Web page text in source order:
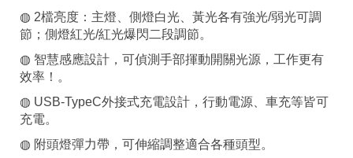
◍ 2檔亮度：主燈、側燈白光、黃光各有強光/弱光可調
節；側燈紅光/紅光爆閃二段調節。
◍ 智慧感應設計，可偵測手部揮動開關光源，工作更有
效率！。
◍ USB-TypeC外接式充電設計，行動電源、車充等皆可
充電。
◍ 附頭燈彈力帶，可伸縮調整適合各種頭型。